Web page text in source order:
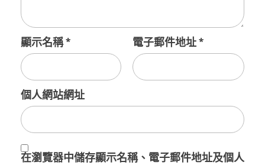
顯示名稱* 電子郵件地址*
個人網站網址
在瀏覽器中儲存顯示名稱、電子郵件地址及個人